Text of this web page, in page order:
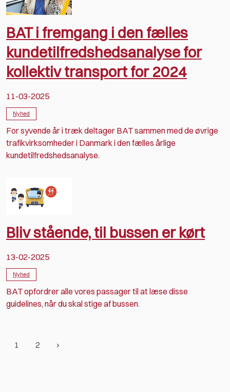
BAT i fremgang i den fælles
kundetilfredshedsanalyse for
kollektiv transport for 2024
11-03-2025
Nyhed
For syvende år i træk deltager BAT sammen med de øvrige
trafikvirksomheder i Danmark i den fælles årlige
kundetilfredshedsanalyse.
Bliv stående, til bussen er kørt
13-02-2025
Nyhed
BAT opfordrer alle vores passager til at læse disse
guidelines, når du skal stige af bussen.
1 2